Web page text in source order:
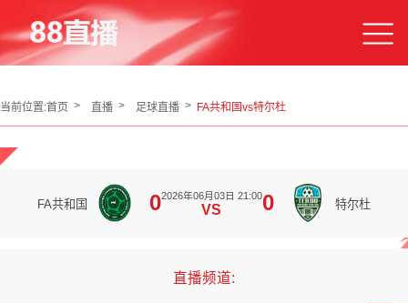
当前位置:首页 直播 足球直播 FA共和国vs特尔杜
FA共和国 02026年06月03日 21:00
VS 0 特尔杜
直播频道: